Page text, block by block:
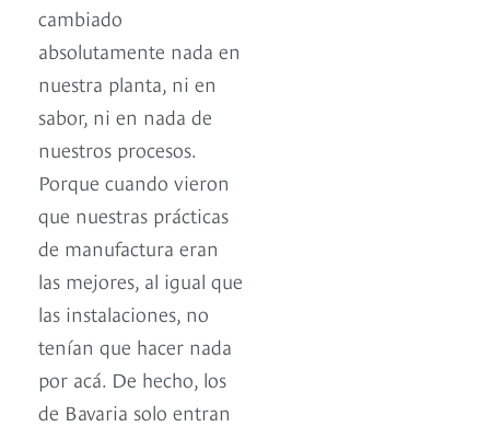
cambiado
absolutamente nada en
nuestra planta, ni en
sabor, ni en nada de
nuestros procesos.
Porque cuando vieron
que nuestras prácticas
de manufactura eran
las mejores, al igual que
las instalaciones, no
tenían que hacer nada
por acá. De hecho, los
de Bavaria solo entran